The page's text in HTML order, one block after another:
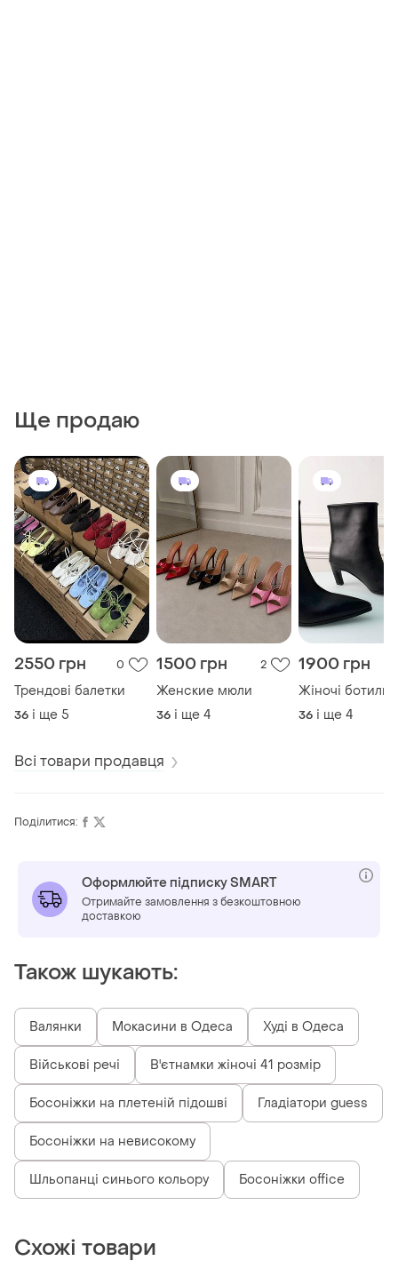
Ще продаю
2550 грн 0
Трендові балетки
36 і ще 5
1500 грн 2
Женские мюли
36 і ще 4
1900 грн
Жіночі
36 і ще 4
Всі товари продавця
Поділитися:
Оформлюйте підписку SMART
Отримайте замовлення з безкоштовною
доставкою
Також шукають:
Валянки Мокасини в Одеса Худі в Одеса
Військові речі В'єтнамки жіночі 41 розмір
Босоніжки на плетеній підошві Гладіатори guess
Босоніжки на невисокому
Шльопанці синього кольору Босоніжки office
Схожі товари